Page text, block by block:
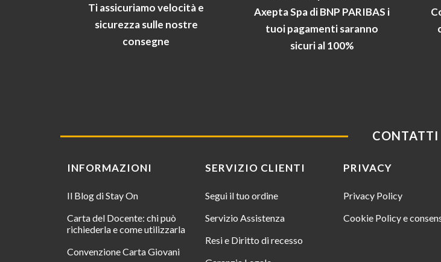
Ti assicuriamo velocità e
sicurezza sulle nostre
consegne
Axepta Spa di BNP PARIBAS i
tuoi pagamenti saranno
sicuri al 100%
CONTATTI
INFORMAZIONI
Il Blog di Stay On
Carta del Docente: chi può
richiederla e come utilizzarla
Convenzione Carta Giovani
SERVIZIO CLIENTI
Segui il tuo ordine
Servizio Assistenza
Resi e Diritto di recesso
PRIVACY
Privacy Policy
Cookie Policy e